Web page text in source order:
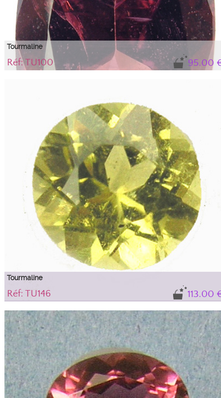
Tourmaline
95.00
Réf: TU100
Tourmaline
113.00
Réf: TU146